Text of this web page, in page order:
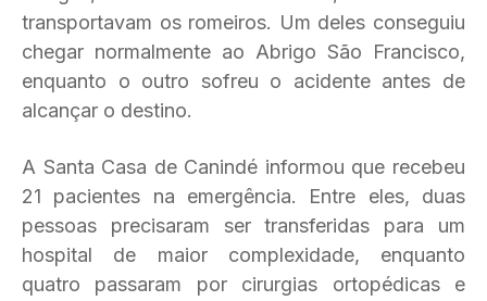
transportavam os romeiros. Um deles conseguiu
chegar normalmente ao Abrigo São Francisco,
enquanto o outro sofreu o acidente antes de
alcançar o destino.
A Santa Casa de Canindé informou que recebeu
21 pacientes na emergência. Entre eles, duas
pessoas precisaram ser transferidas para um
hospital de maior complexidade, enquanto
quatro passaram por cirurgias ortopédicas e